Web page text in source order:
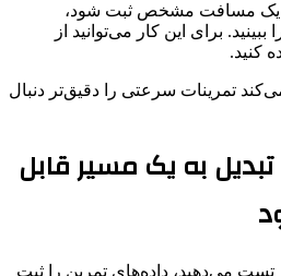
یک مسافت مشخص ثبت شود،
برای این کار می‌توانید از
کنید.
تمرینات سرعتی را دقیق‌تر دنبال
به یک مسیر قابل
تست می‌دهید، داده‌های تمرین را ثبت